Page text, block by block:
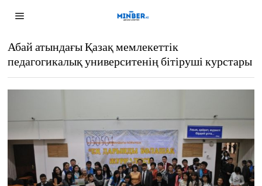
Абай атындағы Қазақ мемлекеттік
педагогикалық университенің бітіруші курстары